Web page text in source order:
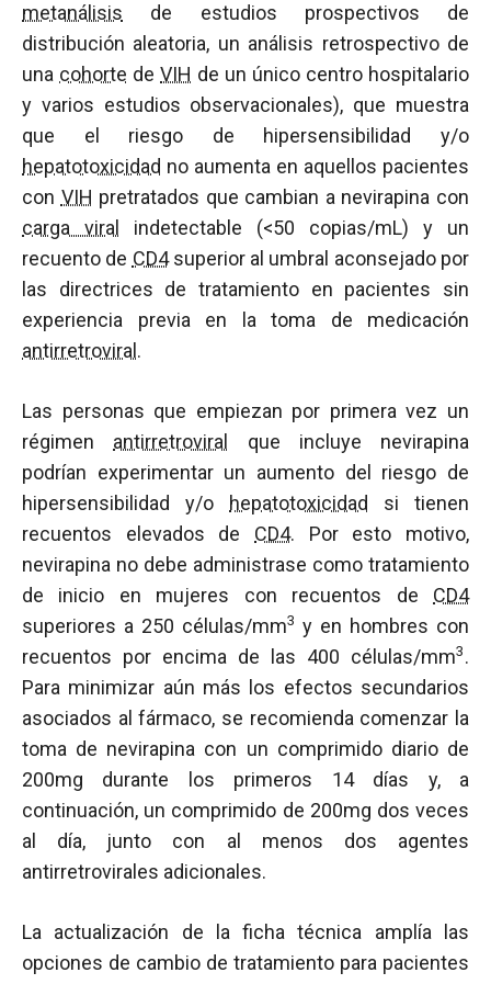
metanálisis de estudios prospectivos de
distribución aleatoria, un análisis retrospectivo de
una cohorte de VIH de un único centro hospitalario
y varios estudios observacionales), que muestra
que el riesgo de hipersensibilidad y/o
hepatotoxicidad no aumenta en aquellos pacientes
con VIH pretratados que cambian a nevirapina con
carga viral
indetectable (<50 copias/mL) y un
recuento de CD4superior al umbral aconsejado por
las directrices de tratamiento en pacientes sin
experiencia previa en la toma de medicación
antirretroviral .
Las personas que empiezan por primera vez un
régimen antirretroviral
que incluye nevirapina
podrían experimentar un aumento del riesgo de
hipersensibilidad y/o hepatotoxicidad si tienen
recuentos elevados de CD4. Por esto motivo,
nevirapina no debe administrase como tratamiento
de inicio en mujeres con recuentos de CD4
superiores a 250 células/mm3 y en hombres con
recuentos por encima de las 400 células/mm3.
Para minimizar aún más los efectos secundarios
asociados al fármaco, se recomienda comenzar la
toma de nevirapina con un comprimido diario de
200mg durante los primeros 14 días y, a
continuación, un comprimido de 200mg dos veces
al día, junto con al menos dos agentes
antirretrovirales adicionales.
La actualización de la ficha técnica amplía las
opciones de cambio de tratamiento para pacientes